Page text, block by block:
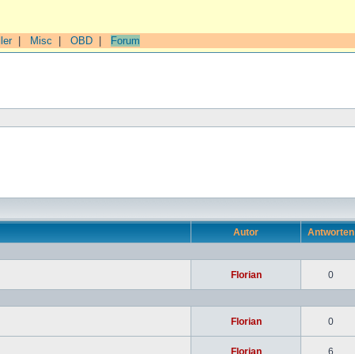
| Misc OBD Forum
Autor Antworten
Florian 0
Florian 0
Florian 6